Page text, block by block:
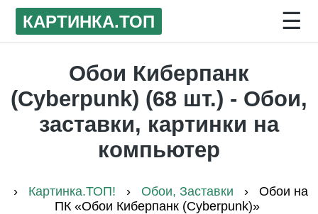
КАРТИНКА.ТОП ☰
Обои Киберпанк
(Cyberpunk) (68 шт.) - Обои,
заставки, картинки на
компьютер
› Картинка.ТОП! › Обои, Заставки ›
Обои на
ПК «Обои Киберпанк (Cyberpunk)»